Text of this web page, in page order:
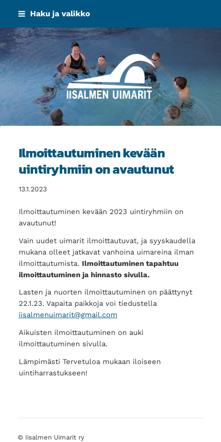
Siirry
sisältöön
Haku ja valikko
Iisalmen Uimarit ry
Ilmoittautuminen kevään
uintiryhmiin on avautunut
13.1.2023
Ilmoittautuminen kevään 2023 uintiryhmiin on
avautunut!
Vain uudet uimarit ilmoittautuvat, ja syyskaudella
mukana olleet jatkavat vanhoina uimareina ilman
ilmoittautumista. Ilmoittautuminen tapahtuu
ilmoittautuminen ja hinnasto sivulla.
Lasten ja nuorten ilmoittautuminen on päättynyt
22.1.23. Vapaita paikkoja voi tiedustella
iisalmenuimarit@gmail.com
Aikuisten ilmoittautuminen on auki
ilmoittautuminen sivulla.
Lämpimästi Tervetuloa mukaan iloiseen
uintiharrastukseen!
© Iisalmen Uimarit ry